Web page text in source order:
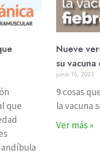
que
Nueve
su vacuna
junio 15, 2023
9 cosas
la vacuna
Ver más »